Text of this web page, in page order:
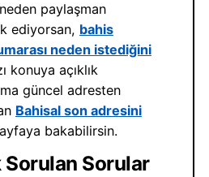
paylaşman
ediyorsan, bahis
neden istediğini
konuya açıklık
güncel adresten
Bahisal son adresini
bakabilirsin.
Sorulan Sorular